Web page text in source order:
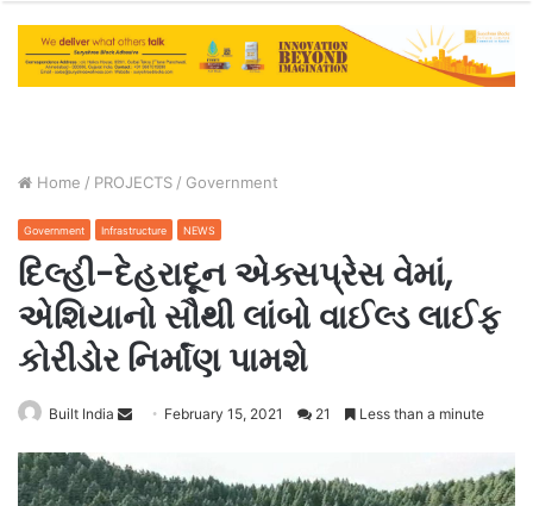
Home / PROJECTS / Government
Government Infrastructure NEWS
દિલ્હી-દેહરાદૂન એક્સપ્રેસ વેમાં,
એશિયાનો સૌથી લાંબો વાઈલ્ડ લાઈફ
કોરીડોર નિર્માંણ પામશે
Built India
Send
email
February 15, 2021 21 Less than a minute